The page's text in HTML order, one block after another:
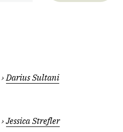
›Darius Sultani
›Jessica Strefler